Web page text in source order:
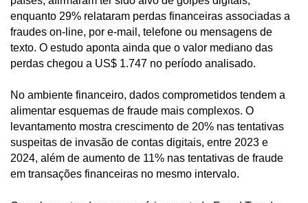
enquanto 29% relataram perdas financeiras associadas a
fraudes on-line, por e-mail, telefone ou mensagens de
texto. O estudo aponta ainda que o valor mediano das
perdas chegou a US$ 1.747 no período analisado.
No ambiente financeiro, dados comprometidos tendem a
alimentar esquemas de fraude mais complexos. O
levantamento mostra crescimento de 20% nas tentativas
suspeitas de invasão de contas digitais, entre 2023 e
2024, além de aumento de 11% nas tentativas de fraude
em transações financeiras no mesmo intervalo.